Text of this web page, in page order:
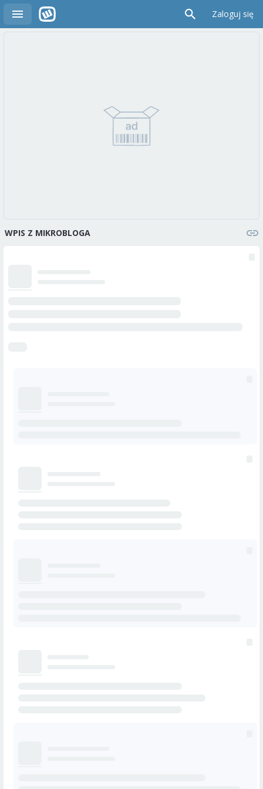
Zaloguj się
WPIS Z MIKROBLOGA